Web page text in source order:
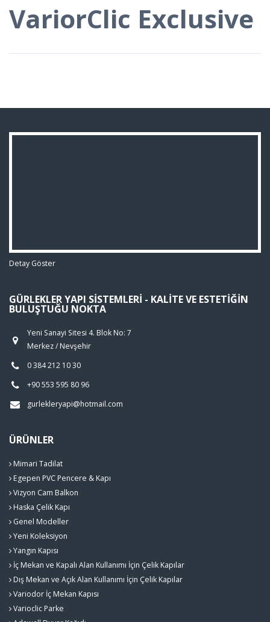
VariorClic Exclusive
Detay Göster
GÜRLEKLER YAPI SISTEMLERI - KALITE VE ESTETIĞIN
BULUŞTUĞU NOKTA
Yeni Sanayi Sitesi 4. Blok No: 7
Merkez / Nevşehir
0 384 212 10 30
+90 553 595 80 96
gurlekleryapi@hotmail.com
ÜRÜNLER
Mimari Tadilat
Egepen PVC Pencere & Kapı
Vizyon Cam Balkon
Haska Çelik Kapı
Genel Modeller
Yeni Koleksiyon
Yangın Kapısı
İç Mekan ve Kapalı Alan Kullanımı İçin Çelik Kapılar
Dış Mekan ve Açık Alan Kullanımı İçin Çelik Kapılar
Variodor İç Mekan Kapısı
Varioclic Parke